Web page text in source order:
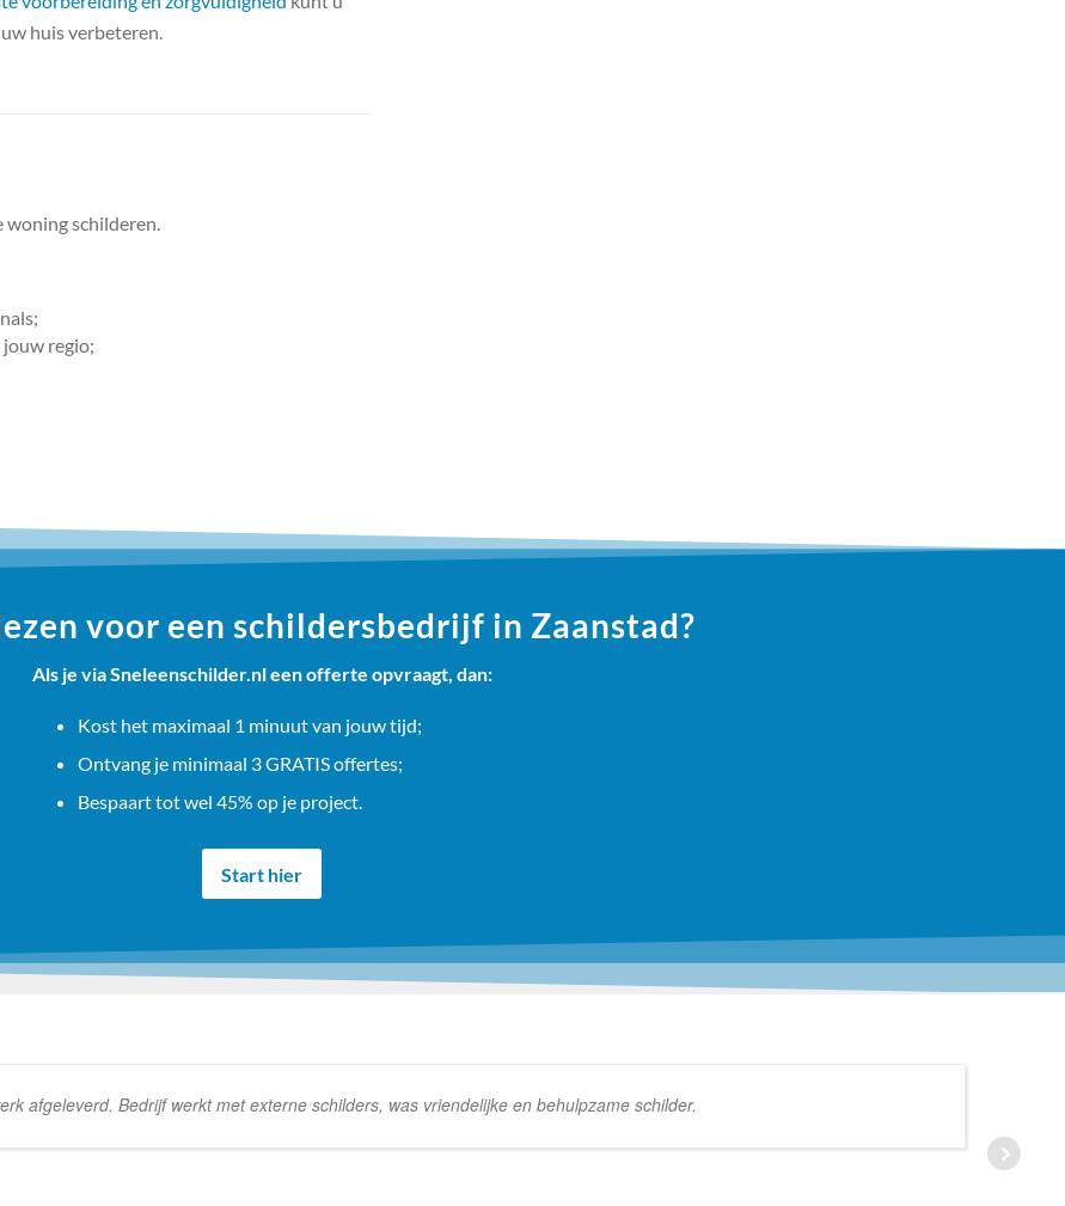
huis verbeteren.
woning schilderen.
regio;
voor een schildersbedrijf in Zaanstad?
Als je via Sneleenschilder.nl een offerte opvraagt, dan:
Kost het maximaal 1 minuut van jouw tijd;
Ontvang je minimaal 3 GRATIS offertes;
Bespaart tot wel 45% op je project.
Start hier
afgeleverd. Bedrijf werkt met externe schilders, was vriendelijke en behulpzame schilder.